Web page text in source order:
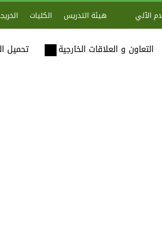
الآلي هيئة التدريس الكليات
التعاون و العلاقات الخارجية تحميل